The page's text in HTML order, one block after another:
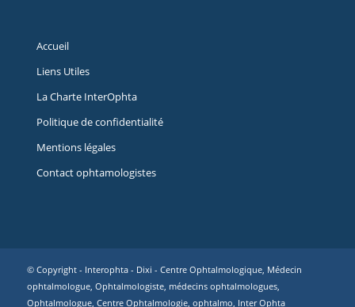
Accueil
Liens Utiles
La Charte InterOphta
Politique de confidentialité
Mentions légales
Contact ophtamologistes
© Copyright - Interophta - Dixi - Centre Ophtalmologique, Médecin
ophtalmologue, Ophtalmologiste, médecins ophtalmologues,
Ophtalmologue, Centre Ophtalmologie, ophtalmo, Inter Ophta